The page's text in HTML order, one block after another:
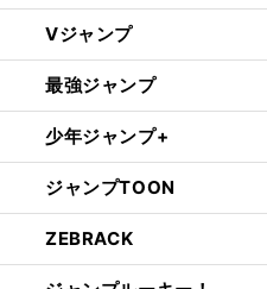
Vジャンプ
最強ジャンプ
少年ジャンプ+
ジャンプTOON
ZEBRACK